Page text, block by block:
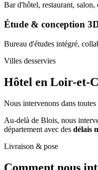
Bar d'hôtel, restaurant, salon,
Étude & conception
Bureau d'études intégré,
Villes desservies
Hôtel en Loir-et-
Nous intervenons dans
Au-delà de Blois, nous
département avec des délais
Livraison & pose
Comment nous